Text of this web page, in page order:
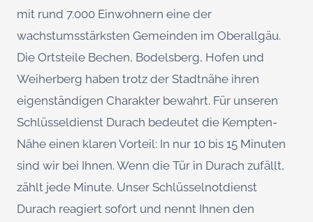
mit rund 7.000 Einwohnern eine der
wachstumsstärksten Gemeinden im Oberallgäu.
Die Ortsteile Bechen, Bodelsberg, Hofen und
Weiherberg haben trotz der Stadtnähe ihren
eigenständigen Charakter bewahrt. Für unseren
Schlüsseldienst Durach bedeutet die Kempten-
Nähe einen klaren Vorteil: In nur 10 bis 15 Minuten
sind wir bei Ihnen. Wenn die Tür in Durach zufällt,
zählt jede Minute. Unser Schlüsselnotdienst
Durach reagiert sofort und nennt Ihnen den